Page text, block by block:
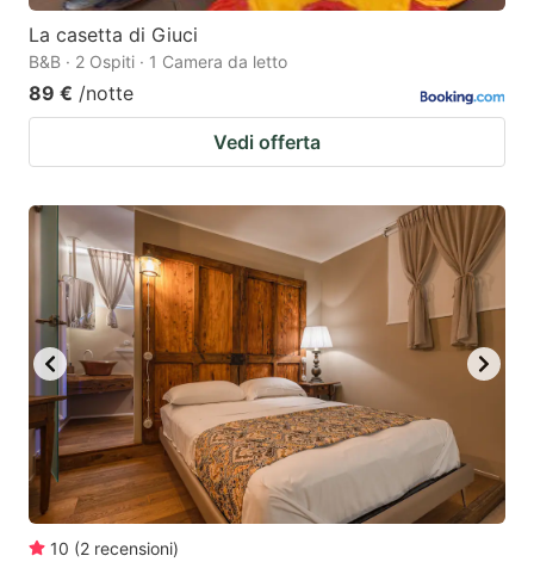
La casetta di Giuci
B&B · 2 Ospiti · 1 Camera da letto
89 € /notte
Vedi offerta
10 (2 recensioni)